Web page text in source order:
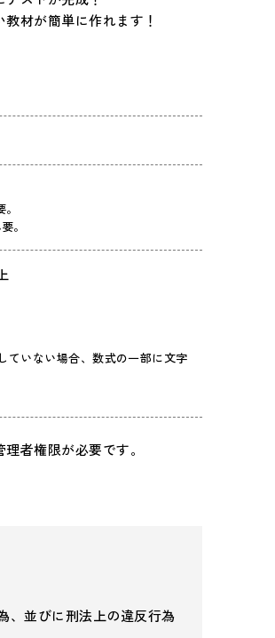
材が簡単に作れます！
。
いない場合、数式の一部に文字
者権限が必要です。
、並びに刑法上の違反行為